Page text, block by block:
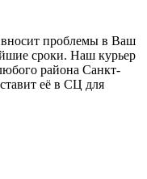
проблемы в Ваш
сроки. Наш курьер
района Санкт-
её в СЦ для